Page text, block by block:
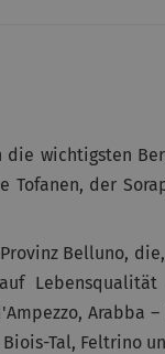
die wichtigsten
Tofanen, der
Belluno,
Arabba
Tal, Feltrino